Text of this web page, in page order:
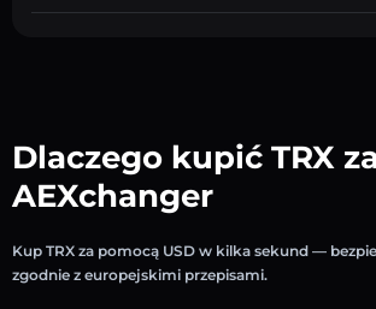
Dlaczego kupić TRX
AEXchanger
Kup TRX za pomocą USD w kilka sekund —
zgodnie z europejskimi przepisami.